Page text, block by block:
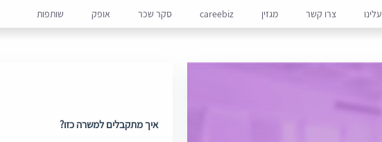
עלינו צרו קשר מגזין careebiz סקר שכר אופק שותפות
איך מתקבלים למשרה כזו?